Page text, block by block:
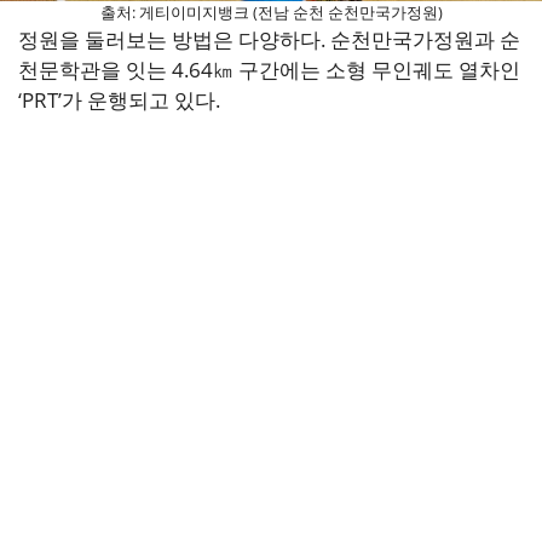
출처: 게티이미지뱅크 (전남 순천 순천만국가정원)
정원을 둘러보는 방법은 다양하다. 순천만국가정원과 순
천문학관을 잇는 4.64㎞ 구간에는 소형 무인궤도 열차인
‘PRT’가 운행되고 있다.